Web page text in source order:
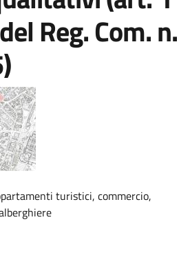
Reg. Com. n.
turistici, commercio,